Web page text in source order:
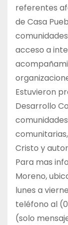
referentes
de Casa
acceso a
Estuvieron
Desarrollo
Cristo y
Para mas
Moreno,
lunes a
teléfono al
(solo